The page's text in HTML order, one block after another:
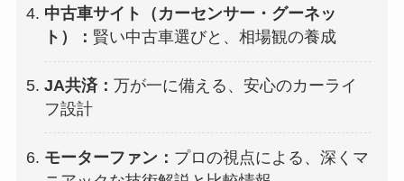
中古車サイト（カーセンサー・グーネッ
ト）： 賢い中古車選びと、相場観の養成
JA共済：万が一に備える、安心のカーライ
フ設計
モーターファン： プロの視点による、深くマ